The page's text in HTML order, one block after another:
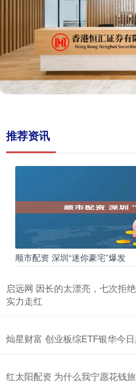
推荐资讯
顺市配资 深圳“迷你豪宅”爆发
启远网 因长的太漂亮，七次拒
实力走红
灿星财富 创业板综ETF银华今
红太阳配资 为什么我宁愿花钱